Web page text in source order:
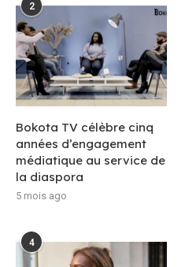
2
Bokota TV célèbre cinq
années d’engagement
médiatique au service de
la diaspora
5 mois ago
4